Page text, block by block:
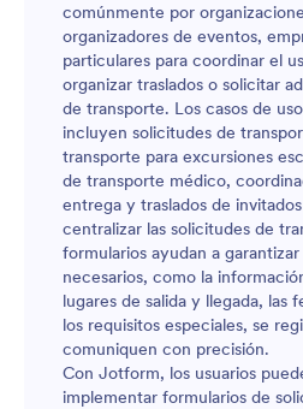
comúnmente por
organizadores de eventos,
particulares para coordinar el
organizar traslados o solicitar
de transporte. Los casos de
incluyen solicitudes de
transporte para excursiones
de transporte médico,
entrega y traslados de
centralizar las solicitudes de
formularios ayudan a
necesarios, como la
lugares de salida y llegada, las
los requisitos especiales, se
comuniquen con precisión.
Con Jotform, los usuarios
implementar formularios de